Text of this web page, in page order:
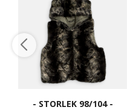
- STORLEK 98/104 -